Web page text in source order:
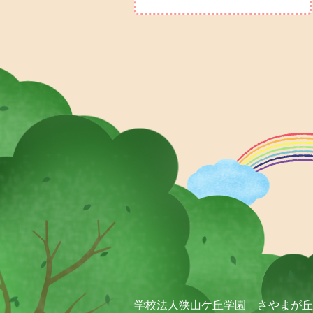
学校法人狭山ケ丘学園 さやまが